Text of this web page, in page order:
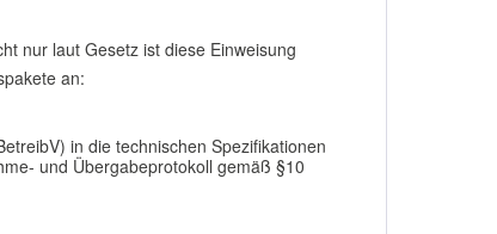
nur laut Gesetz ist diese Einweisung
an:
in die technischen Spezifikationen
und Übergabeprotokoll gemäß §10